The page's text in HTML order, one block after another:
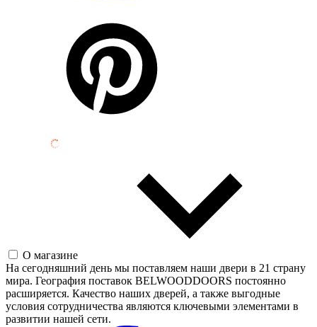
О магазине
На сегодняшний день мы поставляем наши двери в 21 страну
мира. География поставок BELWOODDOORS постоянно
расширяется. Качество наших дверей, а также выгодные
условия сотрудничества являются ключевыми элементами в
развитии нашей сети.